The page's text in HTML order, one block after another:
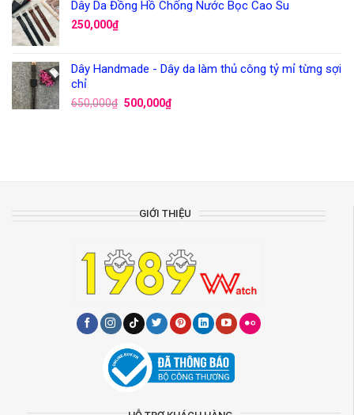
Dây Da Đồng Hồ Chống Nước Bọc Cao Su
250,000₫
Dây Handmade - Dây da làm thủ công tỷ mỉ từng sợi
chỉ
650,000₫ 500,000₫
GIỚI THIỆU